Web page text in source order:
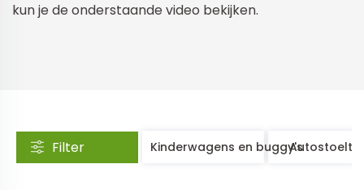
Meer
Accessoires
Meer
kun je de onderstaande video bekijken.
Filter Kinderwagens en buggy's